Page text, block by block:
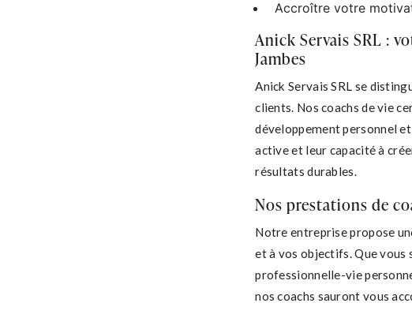
Accroître votre
Anick Servais SRL :
Jambes
Anick Servais SRL se
clients. Nos coachs de vie
développement personnel
active et leur capacité à
résultats durables.
Nos prestations de
Notre entreprise propose
et à vos objectifs. Que
professionnelle-vie
nos coachs sauront vous